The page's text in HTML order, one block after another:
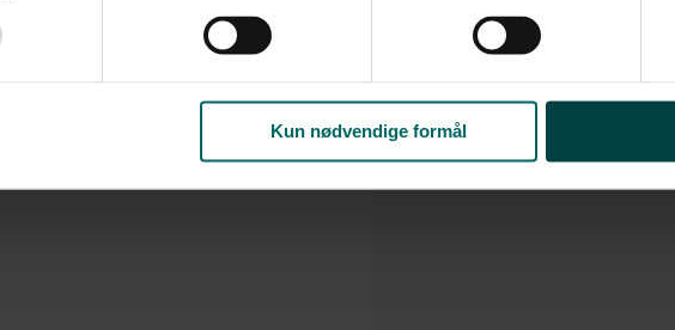
Kun nødvendige formål